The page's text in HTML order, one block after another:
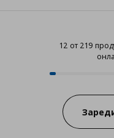
12 от 219
Progress: